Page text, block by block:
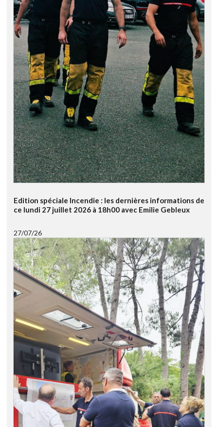
Edition spéciale Incendie : les dernières informations de
ce lundi 27 juillet 2026 à 18h00 avec Emilie Gebleux
27/07/26